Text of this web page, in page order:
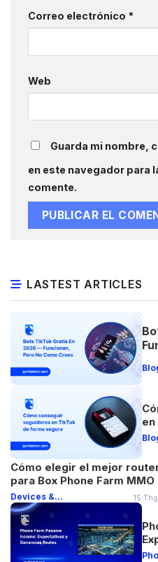
Correo electrónico *
Web
Guarda mi nombre,
en este navegador para
comente.
LASTEST ARTICLES
Cómo elegir el mejor
para Box Phone Farm MMO
2026
Devices &
Networking
15